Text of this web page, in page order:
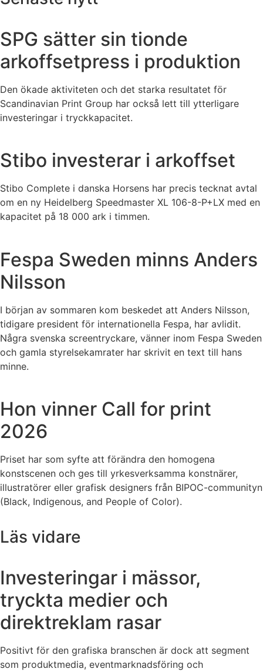
SPG sätter sin tionde
arkoffsetpress i produktion
Den ökade aktiviteten och det starka resultatet för
Scandinavian Print Group har också lett till ytterligare
investeringar i tryckkapacitet.
Stibo investerar i arkoffset
Stibo Complete i danska Horsens har precis tecknat avtal
om en ny Heidelberg Speedmaster XL 106-8-P+LX med en
kapacitet på 18 000 ark i timmen.
Fespa Sweden minns Anders
Nilsson
I början av sommaren kom beskedet att Anders Nilsson,
tidigare president för internationella Fespa, har avlidit.
Några svenska screentryckare, vänner inom Fespa Sweden
och gamla styrelsekamrater har skrivit en text till hans
minne.
Hon vinner Call for print
2026
Priset har som syfte att förändra den homogena
konstscenen och ges till yrkesverksamma konstnärer,
illustratörer eller grafisk designers från BIPOC-communityn
(Black, Indigenous, and People of Color).
Läs vidare
Investeringar i mässor,
tryckta medier och
direktreklam rasar
Positivt för den grafiska branschen är dock att segment
som produktmedia, eventmarknadsföring och